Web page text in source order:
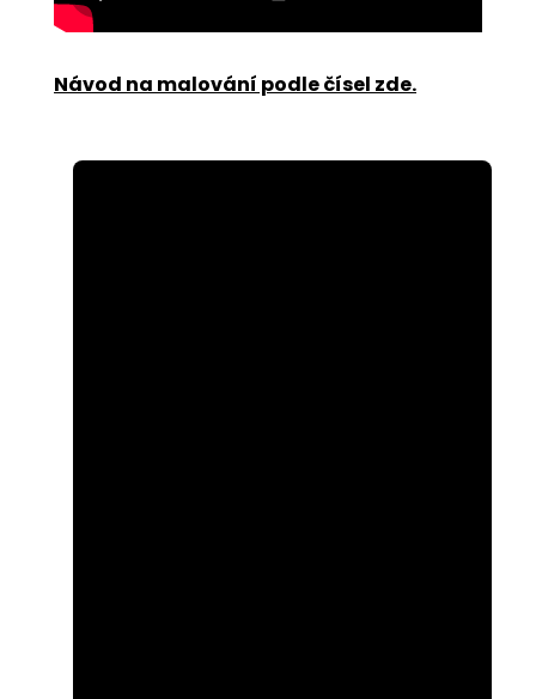
Návod na malování podle čísel zde.